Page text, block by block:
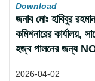
Download
জনাব মোঃ হাবিবুর
কমিশনারের কার্যালয়,
হজ্ব পালনের জন্য
2026-04-02